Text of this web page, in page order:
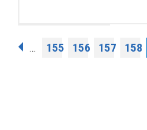
Pages
… 155 156 157 158